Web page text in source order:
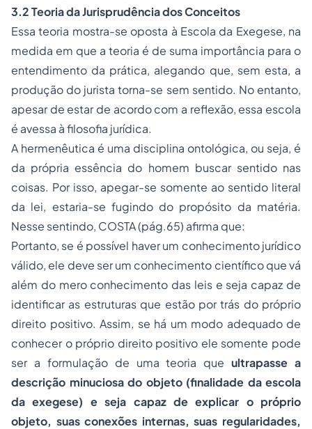
3.2 Teoria da Jurisprudência dos Conceitos
Essa teoria mostra-se oposta à Escola da Exegese, na
medida em que a teoria é de suma importância para o
entendimento da prática, alegando que, sem esta, a
produção do jurista torna-se sem sentido. No entanto,
apesar de estar de acordo com a reflexão, essa escola
é avessa à filosofia jurídica.
A hermenêutica é uma disciplina ontológica, ou seja, é
da própria essência do homem buscar sentido nas
coisas. Por isso, apegar-se somente ao sentido literal
da lei, estaria-se fugindo do propósito da matéria.
Nesse sentindo, COSTA (pág.65) afirma que:
Portanto, se é possível haver um conhecimento jurídico
válido, ele deve ser um conhecimento científico que vá
além do mero conhecimento das leis e seja capaz de
identificar as estruturas que estão por trás do próprio
direito positivo. Assim, se há um modo adequado de
conhecer o próprio direito positivo ele somente pode
ser a formulação de uma teoria queultrapasse a
descrição minuciosa do objeto (finalidade da escola
da exegese) e seja capaz de explicar o próprio
objeto, suas conexões internas, suas regularidades,